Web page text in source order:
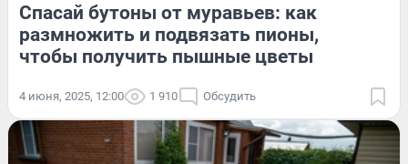
Спасай бутоны от муравьев: как
размножить и подвязать пионы,
чтобы получить пышные цветы
4 июня, 2025, 12:00 1 910 Обсудить